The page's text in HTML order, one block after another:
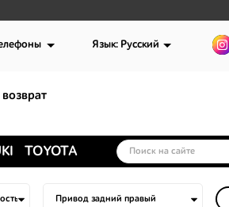
Язык: Русский
TOYOTA